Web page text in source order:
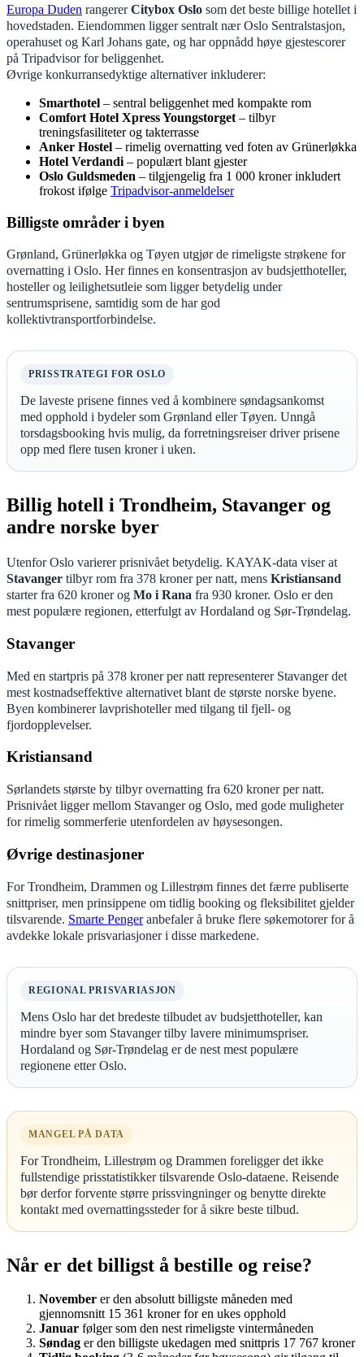
Europa Duden rangererCitybox Oslo som det beste billige hotellet i
hovedstaden. Eiendommen ligger sentralt nær Oslo Sentralstasjon,
operahuset og Karl Johans gate, og har oppnådd høye gjestescorer
på Tripadvisor for beliggenhet.
Øvrige konkurransedyktige alternativer inkluderer:
Smarthotel – sentral beliggenhet med kompakte rom
Comfort Hotel Xpress Youngstorget – tilbyr
treningsfasiliteter og takterrasse
Anker Hostel – rimelig overnatting ved foten av Grünerløkka
Hotel Verdandi – populært blant gjester
Oslo Guldsmeden – tilgjengelig fra 1 000 kroner inkludert
frokost ifølge Tripadvisor-anmeldelser
Billigste områder i byen
Grønland, Grünerløkka og Tøyen utgjør de rimeligste strøkene for
overnatting i Oslo. Her finnes en konsentrasjon av budsjetthoteller,
hosteller og leilighetsutleie som ligger betydelig under
sentrumsprisene, samtidig som de har god
kollektivtransportforbindelse.
PRISSTRATEGI FOR OSLO
De laveste prisene finnes ved å kombinere søndagsankomst
med opphold i bydeler som Grønland eller Tøyen. Unngå
torsdagsbooking hvis mulig, da forretningsreiser driver prisene
opp med flere tusen kroner i uken.
Billig hotell i Trondheim, Stavanger og
andre norske byer
Utenfor Oslo varierer prisnivået betydelig. KAYAK-data viser at
Stavanger tilbyr rom fra 378 kroner per natt, mens Kristiansand
starter fra 620 kroner og Mo i Rana fra 930 kroner. Oslo er den
mest populære regionen, etterfulgt av Hordaland og Sør-Trøndelag.
Stavanger
Med en startpris på 378 kroner per natt representerer Stavanger det
mest kostnadseffektive alternativet blant de største norske byene.
Byen kombinerer lavprishoteller med tilgang til fjell- og
fjordopplevelser.
Kristiansand
Sørlandets største by tilbyr overnatting fra 620 kroner per natt.
Prisnivået ligger mellom Stavanger og Oslo, med gode muligheter
for rimelig sommerferie utenfordelen av høysesongen.
Øvrige destinasjoner
For Trondheim, Drammen og Lillestrøm finnes det færre publiserte
snittpriser, men prinsippene om tidlig booking og fleksibilitet gjelder
tilsvarende. Smarte Pengeranbefaler å bruke flere søkemotorer for å
avdekke lokale prisvariasjoner i disse markedene.
REGIONAL PRISVARIASJON
Mens Oslo har det bredeste tilbudet av budsjetthoteller, kan
mindre byer som Stavanger tilby lavere minimumspriser.
Hordaland og Sør-Trøndelag er de nest mest populære
regionene etter Oslo.
MANGEL PÅ DATA
For Trondheim, Lillestrøm og Drammen foreligger det ikke
fullstendige prisstatistikker tilsvarende Oslo-dataene. Reisende
bør derfor forvente større prissvingninger og benytte direkte
kontakt med overnattingssteder for å sikre beste tilbud.
Når er det billigst å bestille og reise?
November er den absolutt billigste måneden med
gjennomsnitt 15 361 kroner for en ukes opphold
Januar følger som den nest rimeligste vintermåneden
Søndag er den billigste ukedagen med snittpris 17 767 kroner